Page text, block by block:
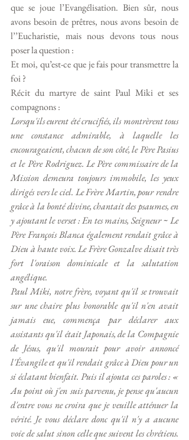
que se joue l’Evangélisation. Bien sûr, nous
avons besoin de prêtres, nous avons besoin de
l’’Eucharistie, mais nous devons tous nous
poser la question :
Et moi, qu’est-ce que je fais pour transmettre la
foi ?
Récit du martyre de saint Paul Miki et ses
compagnons :
Lorsqu'ils eurent été crucifiés, ils montrèrent tous
une constance admirable, à laquelle les
encourageaient, chacun de son côté, le Père Pasius
et le Père Rodriguez. Le Père commissaire de la
Mission demeura toujours immobile, les yeux
dirigés vers le ciel. Le Frère Martin, pour rendre
grâce à la bonté divine, chantait des psaumes, en
y ajoutant le verset : En tes mains, Seigneur ~ Le
Père François Blanca également rendait grâce à
Dieu à haute voix. Le Frère Gonzalve disait très
fort l'oraison dominicale et la salutation
angélique.
Paul Miki, notre frère, voyant qu'il se trouvait
sur une chaire plus honorable qu'il n'en avait
jamais eue, commença par déclarer aux
assistants qu'il était Japonais, de la Compagnie
de Jésus, qu'il mourait pour avoir annoncé
l'Évangile et qu'il rendait grâce à Dieu pour un
si éclatant bienfait. Puis il ajouta ces paroles : «
Au point où j'en suis parvenu, je pense qu'aucun
d'entre vous ne croira que je veuille atténuer la
vérité. Je vous déclare donc qu'il n'y a aucune
voie de salut sinon celle que suivent les chrétiens.